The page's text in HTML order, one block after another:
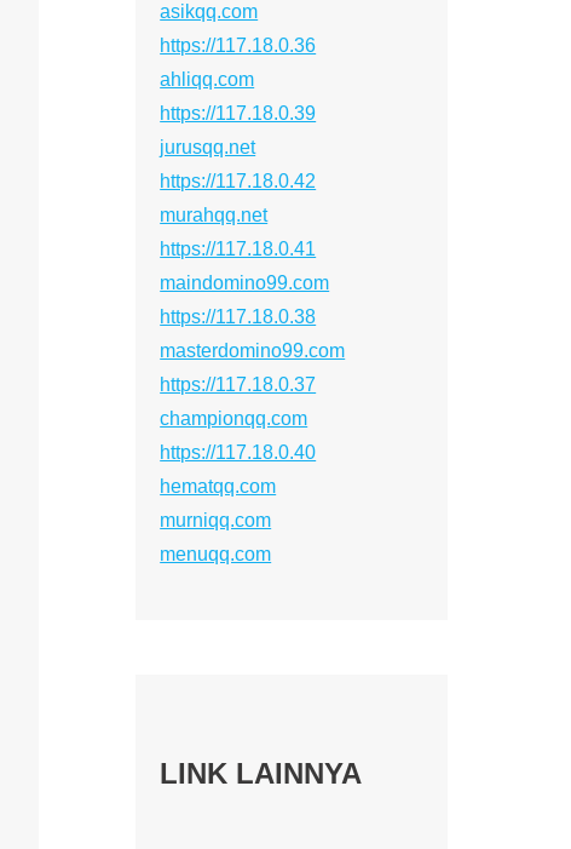
asikqq.com
https://117.18.0.36
ahliqq.com
https://117.18.0.39
jurusqq.net
https://117.18.0.42
murahqq.net
https://117.18.0.41
maindomino99.com
https://117.18.0.38
masterdomino99.com
https://117.18.0.37
championqq.com
https://117.18.0.40
hematqq.com
murniqq.com
menuqq.com
LINK LAINNYA